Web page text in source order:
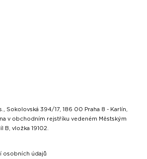
Sokolovská 394/17, 186 00 Praha 8 - Karlín,
v obchodním rejstříku vedeném Městským
B, vložka 19102.
osobních údajů